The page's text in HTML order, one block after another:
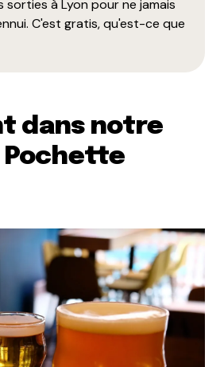
sorties à Lyon pour ne jamais
C'est gratis, qu'est-ce que
dans notre